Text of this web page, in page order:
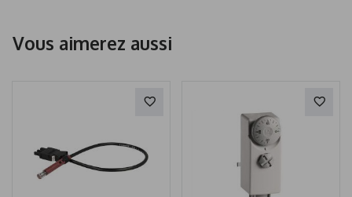
Vous aimerez aussi